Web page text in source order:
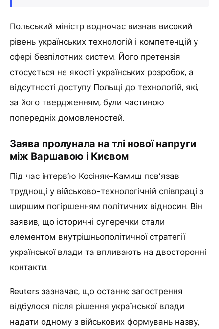
Польський міністр водночас визнав високий
рівень українських технологій і компетенцій у
сфері безпілотних систем. Його претензія
стосується не якості українських розробок, а
відсутності доступу Польщі до технологій, які,
за його твердженням, були частиною
попередніх домовленостей.
Заява пролунала на тлі нової напруги
між Варшавою і Києвом
Під час інтерв’ю Косіняк-Камиш пов’язав
труднощі у військово-технологічній співпраці з
ширшим погіршенням політичних відносин. Він
заявив, що історичні суперечки стали
елементом внутрішньополітичної стратегії
української влади та впливають на двосторонні
контакти.
Reuters зазначає, що останнє загострення
відбулося після рішення української влади
надати одному з військових формувань назву,